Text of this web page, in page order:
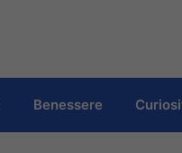
Benessere